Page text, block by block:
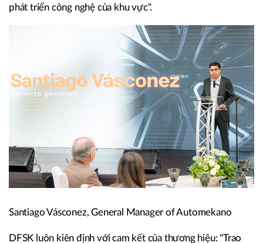
phát triển công nghệ của khu vực".
Santiago Vásconez, General Manager of Automekano
DFSK luôn kiên định với cam kết của thương hiệu: "Trao